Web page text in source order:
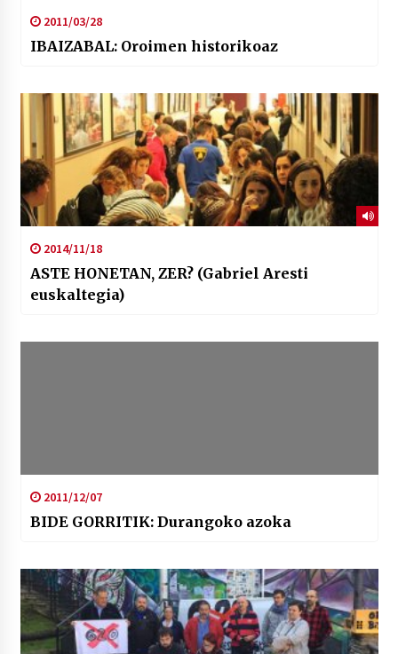
2011/03/28
IBAIZABAL: Oroimen historikoaz
2014/11/18
ASTE HONETAN, ZER? (Gabriel Aresti
euskaltegia)
2011/12/07
BIDE GORRITIK: Durangoko azoka